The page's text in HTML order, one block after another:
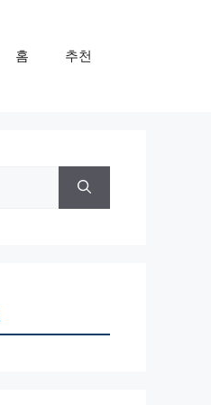
홈 추천